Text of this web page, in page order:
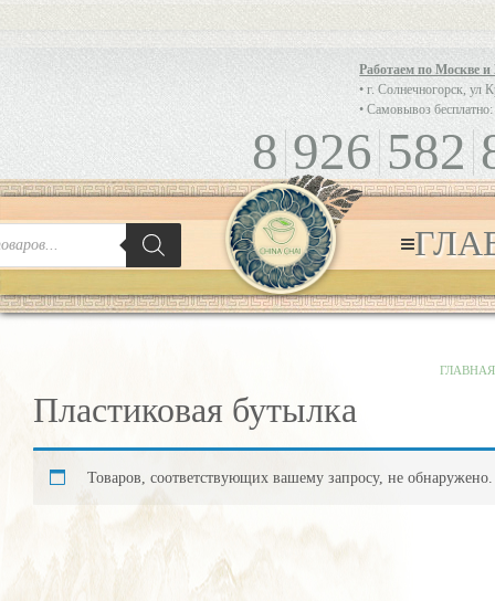
Работаем по Москве
• г. Солнечногорск, ул
• Самовывоз
8 926 582
ГЛАВНАЯ
Пластиковая бутылка
Товаров, соответствующих вашему запросу, не обнаружено.